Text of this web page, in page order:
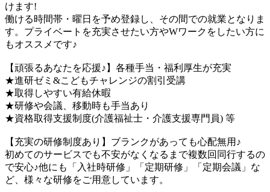
けます!
働ける時間帯・曜日を予め登録し、その間での就業となりま
す。プライベートを充実させたい方やWワークをしたい方に
もオススメです♪
【頑張るあなたを応援♪】各種手当・福利厚生が充実
★進研ゼミ&こどもチャレンジの割引受講
★取得しやすい有給休暇
★研修や会議、移動時も手当あり
★資格取得支援制度(介護福祉士・介護支援専門員) 等
【充実の研修制度あり】ブランクがあっても心配無用♪
初めてのサービスでも不安がなくなるまで複数回同行するの
で安心♪他にも「入社時研修」「定期研修」「定期会議」な
ど、様々な研修をご用意しています。